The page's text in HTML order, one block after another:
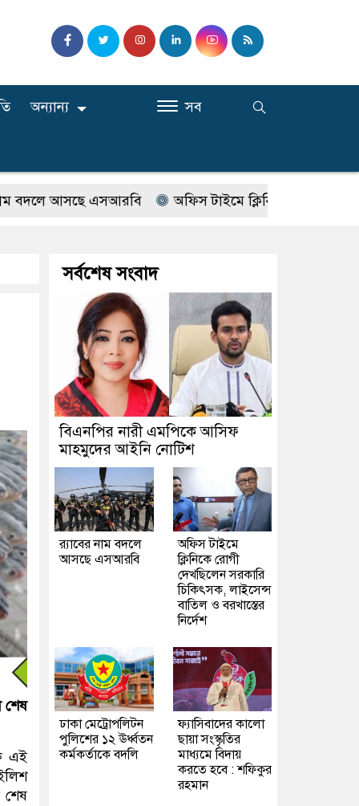
অন্যান্য সব
আসছে এসআরবি অফিস টাইমে ক্লিনিকে রোগী দেখছিলেন
শেষ
এই
শেষ
সর্বশেষ সংবাদ
বিএনপির নারী এমপিকে আসিফ
মাহমুদের আইনি নোটিশ
র‍্যাবের নাম বদলে
আসছে এসআরবি
অফিস টাইমে
ক্লিনিকে রোগী
দেখছিলেন সরকারি
চিকিৎসক, লাইসেন্স
বাতিল ও বরখাস্তের
নির্দেশ
ঢাকা মেট্রোপলিটন
পুলিশের ১২ ঊর্ধ্বতন
কর্মকর্তাকে বদলি
ফ্যাসিবাদের কালো
ছায়া সংস্কৃতির
মাধ্যমে বিদায়
করতে হবে : শফিকুর
রহমান